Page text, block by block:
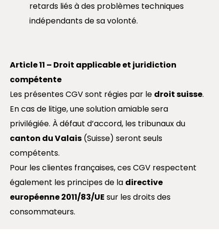
retards liés à des problèmes techniques
indépendants de sa volonté.
Article 11 – Droit applicable et juridiction
compétente
Les présentes CGV sont régies par le droit suisse.
En cas de litige, une solution amiable sera
privilégiée. À défaut d’accord, les tribunaux du
canton du Valais (Suisse) seront seuls
compétents.
Pour les clientes françaises, ces CGV respectent
également les principes de la directive
européenne 2011/83/UE sur les droits des
consommateurs.